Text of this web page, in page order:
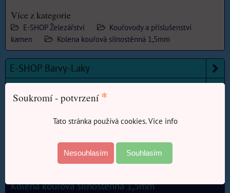
Více z kategorie
E-SHOP Železářství
Kouřovody a příslušenství
kamen
Kolena kouřová silnostěnná 1,5mm
E-SHOP Barvy-Laky
E-SHOP Elektro, Domácí potřeby, Zahrada
E-SHOP Železářství
Kouřovody a příslušenství kamen
Kartáče kouřové, vymetání komínů.
Kolena kouřová silnostěnná 1,5mm
Soukromí - potvrzení *
Tato stránka používá cookies. Vice info
Nesouhlasím Souhlasím